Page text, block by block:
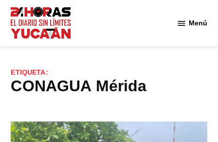
Saltar
contenido
Menú
ETIQUETA:
CONAGUA Mérida